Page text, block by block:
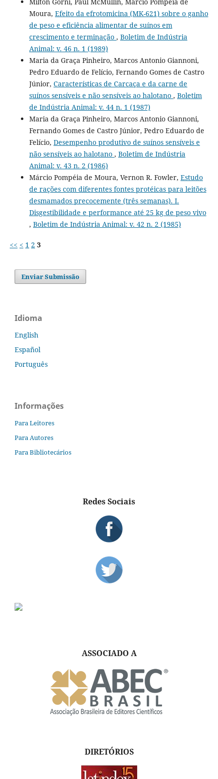
Moura, Efeito da efrotomicina (MK-621) sobre o ganho
de peso e eficiência alimentar de suínos em
crescimento e terminação , Boletim de Indústria
Animal: v. 46 n. 1 (1989)
Maria da Graça Pinheiro, Marcos Antonio Giannoni,
Pedro Eduardo de Felício, Fernando Gomes de Castro
Júnior, Características de Carcaça e da carne de
suínos sensíveis e não sensíveis ao halotano , Boletim
de Indústria Animal: v. 44 n. 1 (1987)
Maria da Graça Pinheiro, Marcos Antonio Giannoni,
Fernando Gomes de Castro Júnior, Pedro Eduardo de
Felício, Desempenho produtivo de suínos sensíveis e
não sensíveis ao halotano , Boletim de Indústria
Animal: v. 43 n. 2 (1986)
Márcio Pompéia de Moura, Vernon R. Fowler, Estudo
de rações com diferentes fontes protéicas para leitões
desmamados precocemente (três semanas). I.
Disgestibilidade e performance até 25 kg de peso vivo
, Boletim de Indústria Animal: v. 42 n. 2 (1985)
<< < 1 2 3
Enviar Submissão
Idioma
English
Español
Português
Informações
Para Leitores
Para Autores
Para Bibliotecários
Redes Sociais
ASSOCIADO A
DIRETÓRIOS